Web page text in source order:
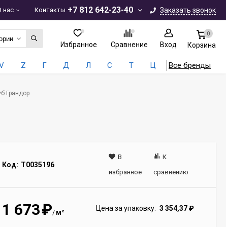
+7 812 642-23-40 Заказать звонок
нас Контакты
Избранное Сравнение Вход
0
Корзина
Z Г Д Л С Т Ц Все бренды
Грандор
Код: Т0035196
В
избранное
К
сравнению
1 673₽/ м² Цена за упаковку: 3 354,37₽